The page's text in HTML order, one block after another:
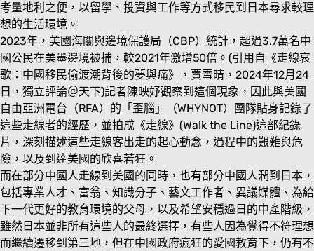
考量地利之便，以留學、投資與工作等方式移民到日本尋求較理
想的生活環境。
2023年，美國海關與邊境保護局（CBP）統計，超過3.7萬名中
國公民在美墨邊境被捕，較2021年激增50倍。(引用自《走線哀
歌：中國移民偷渡潮背後的夢與痛》，賈雪晴，2024年12月24
日，獨立評論＠天下)記者陳映妤觀察到這個現象，因此與美國
自由亞洲電台（RFA）的「歪腦」（WHYNOT）團隊貼身記錄了
這些走線者的經歷，並拍成《走線》(Walk the Line)這部紀錄
片，深刻描述這些走線客出走的起心動念，過程中的艱難與危
險，以及到達美國的欣喜若狂。
而在部分中國人走線到美國的同時，也有部分中國人潤到日本，
包括專業人才、富翁、知識分子、藝文工作者、異議媒體、為給
下一代更好的教育環境的父母，以及希望安穩過日的中產階級，
雖然日本並非所有這些人的最終選擇，有些人因為覺得不符理想
而繼續遷移到第三地，但在中國政府瘋狂的愛國教育下，仍有不